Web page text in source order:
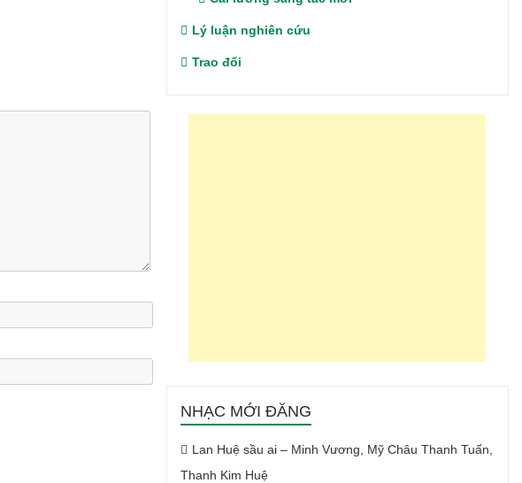
Lý luận nghiên cứu
Trao đổi
NHẠC MỚI ĐĂNG
Lan Huệ sầu ai – Minh Vương, Mỹ Châu Thanh Tuấn,
Thanh Kim Huệ